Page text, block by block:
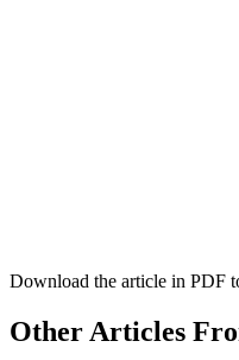
Download the article in PDF
Other Articles